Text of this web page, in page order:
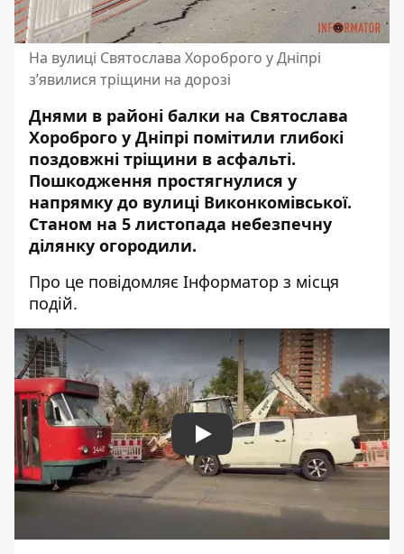
На вулиці Святослава Хороброго у Дніпрі
з’явилися тріщини на дорозі
Днями в районі балки на Святослава
Хороброго у Дніпрі помітили глибокі
поздовжні тріщини в асфальті.
Пошкодження простягнулися у
напрямку до вулиці Виконкомівської.
Станом на 5 листопада небезпечну
ділянку огородили.
Про це повідомляє Інформатор з місця
подій.
Play